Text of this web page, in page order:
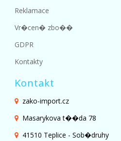
Reklamace
Vr�cen� zbo��
GDPR
Kontakty
Kontakt
zako-import.cz
Masarykova t��da 78
41510 Teplice - Sob�druhy